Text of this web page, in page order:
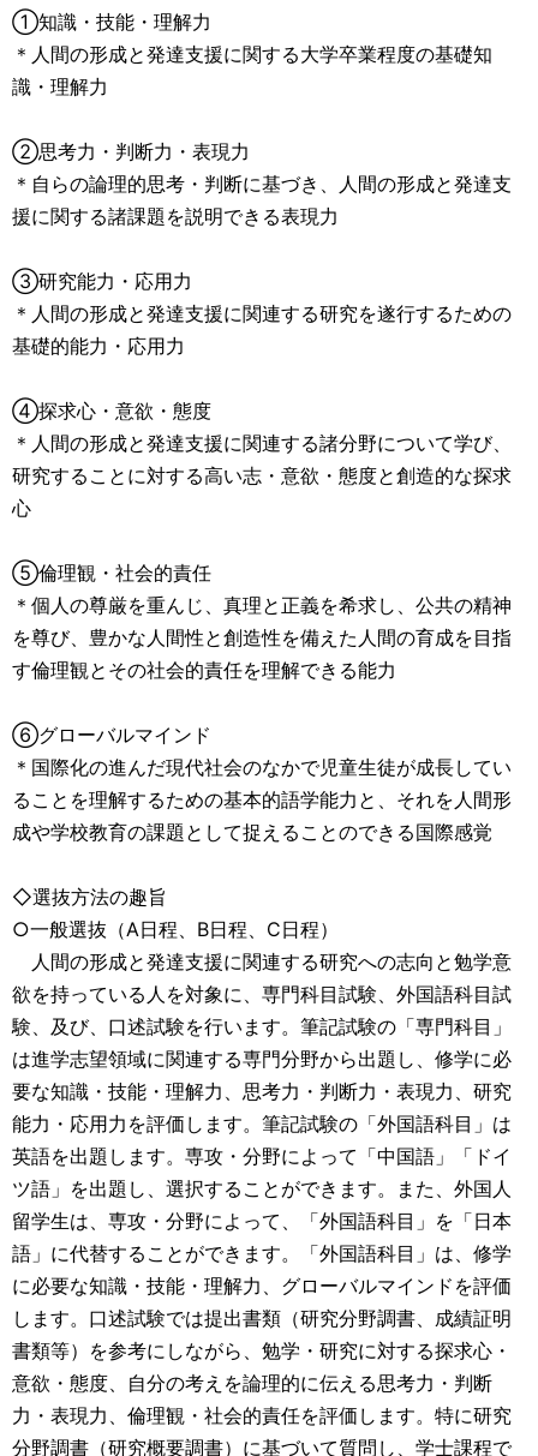
①知識・技能・理解力
＊人間の形成と発達支援に関する大学卒業程度の基礎知
識・理解力
②思考力・判断力・表現力
＊自らの論理的思考・判断に基づき、人間の形成と発達支
援に関する諸課題を説明できる表現力
③研究能力・応用力
＊人間の形成と発達支援に関連する研究を遂行するための
基礎的能力・応用力
④探求心・意欲・態度
＊人間の形成と発達支援に関連する諸分野について学び、
研究することに対する高い志・意欲・態度と創造的な探求
心
⑤倫理観・社会的責任
＊個人の尊厳を重んじ、真理と正義を希求し、公共の精神
を尊び、豊かな人間性と創造性を備えた人間の育成を目指
す倫理観とその社会的責任を理解できる能力
⑥グローバルマインド
＊国際化の進んだ現代社会のなかで児童生徒が成長してい
ることを理解するための基本的語学能力と、それを人間形
成や学校教育の課題として捉えることのできる国際感覚
◇選抜方法の趣旨
○一般選抜（A日程、B日程、C日程）
人間の形成と発達支援に関連する研究への志向と勉学意
欲を持っている人を対象に、専門科目試験、外国語科目試
験、及び、口述試験を行います。筆記試験の「専門科目」
は進学志望領域に関連する専門分野から出題し、修学に必
要な知識・技能・理解力、思考力・判断力・表現力、研究
能力・応用力を評価します。筆記試験の「外国語科目」は
英語を出題します。専攻・分野によって「中国語」「ドイ
ツ語」を出題し、選択することができます。また、外国人
留学生は、専攻・分野によって、「外国語科目」を「日本
語」に代替することができます。「外国語科目」は、修学
に必要な知識・技能・理解力、グローバルマインドを評価
します。口述試験では提出書類（研究分野調書、成績証明
書類等）を参考にしながら、勉学・研究に対する探求心・
意欲・態度、自分の考えを論理的に伝える思考力・判断
力・表現力、倫理観・社会的責任を評価します。特に研究
分野調書（研究概要調書）に基づいて質問し、学士課程で